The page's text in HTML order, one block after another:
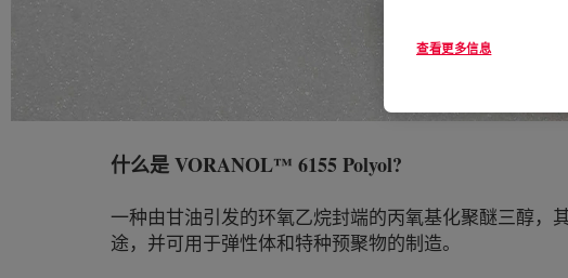
什么是VORANOL™ 6155 Polyol?
一种由甘油引发的环氧乙烷封端的丙氧基化聚醚三醇，
途，并可用于弹性体和特种预聚物的制造。
查看更多信息